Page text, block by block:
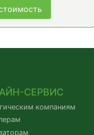
СЕРВИС
компаниям